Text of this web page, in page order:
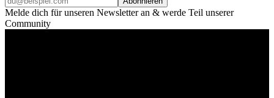
Melde dich für unseren Newsletter an & werde Teil unserer
Community